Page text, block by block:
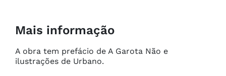
Mais informação
A obra tem prefácio de A Garota Não e
ilustrações de Urbano.